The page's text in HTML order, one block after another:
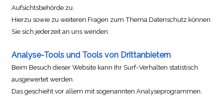
Aufsichtsbehörde zu.
Hierzu sowie zu weiteren Fragen zum Thema Datenschutz können
Sie sich jederzeit an uns wenden.
Analyse-Tools und Tools von Drittanbietern
Beim Besuch dieser Website kann Ihr Surf-Verhalten statistisch
ausgewertet werden.
Das geschieht vor allem mit sogenannten Analyseprogrammen.